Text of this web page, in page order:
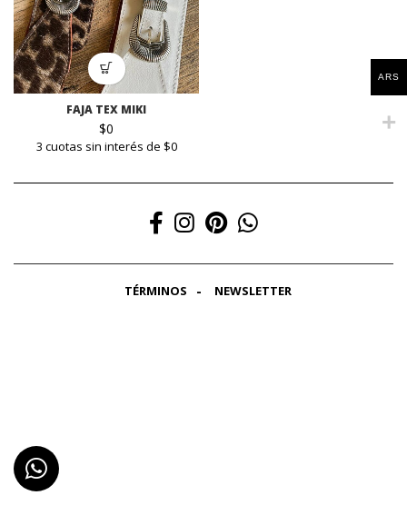
FAJA TEX MIKI
$0
3 cuotas sin interés de $0
TÉRMINOS NEWSLETTER
ARS